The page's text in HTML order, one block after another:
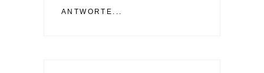
ANTWORTE...